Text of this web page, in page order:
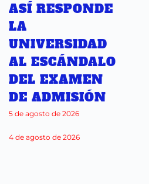
ASÍ RESPONDE
LA
UNIVERSIDAD
AL ESCÁNDALO
DEL EXAMEN
DE ADMISIÓN
5 de agosto de 2026
4 de agosto de 2026